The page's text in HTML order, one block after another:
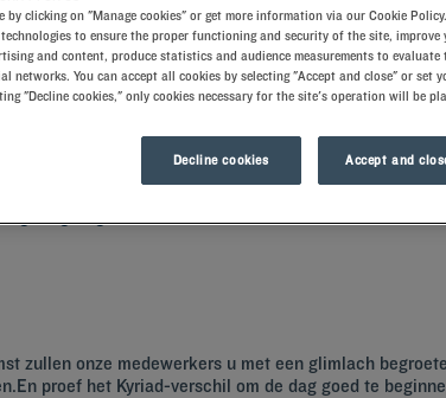
omgeving.
zullen onze medewerkers u met een glimlach
proef het Kyriad-verschil om de dag goed te
by clicking on "Manage cookies" or get more information via our Cookie
to ensure the proper functioning and security of the site, improve
and content, produce statistics and audience measurements to evaluate
networks. You can accept all cookies by selecting "Accept and close" or set
"Decline cookies," only cookies necessary for the site's operation will be
Decline cookies Accept and